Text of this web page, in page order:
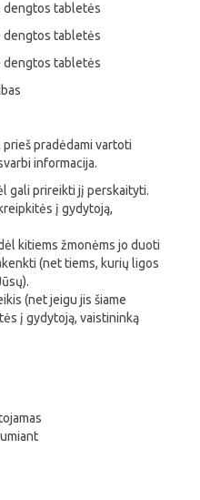
dengtos tabletės
dengtos tabletės
dengtos tabletės
pradėdami vartoti
informacija.
gali prireikti jį perskaityti.
į gydytoją,
kitiems žmonėms jo duoti
(net tiems, kurių ligos
(net jeigu jis šiame
į gydytoją, vaistininką